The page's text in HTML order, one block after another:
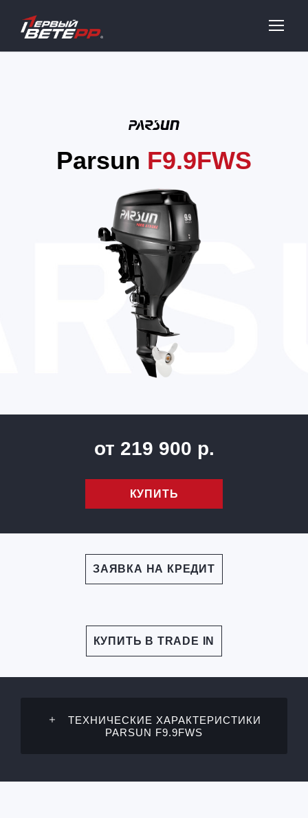
Parsun F9.9FWS
от 219 900 р.
КУПИТЬ
ЗАЯВКА НА КРЕДИТ
КУПИТЬ В TRADE IN
ТЕХНИЧЕСКИЕ ХАРАКТЕРИСТИКИ
PARSUN F9.9FWS